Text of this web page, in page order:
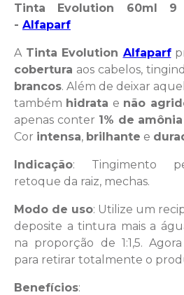
Tinta Evolution 60ml 9
- Alfaparf
A Tinta Evolution Alfaparf
cobertura aos cabelos,
brancos. Além de deixar
também hidrata e não
apenas conter 1% de amônia
Cor intensa, brilhante e
Indicação: Tingimento
retoque da raiz, mechas.
Modo de uso: Utilize um
deposite a tintura mais a
na proporção de 1:1,5.
para retirar totalmente o
Benefícios: